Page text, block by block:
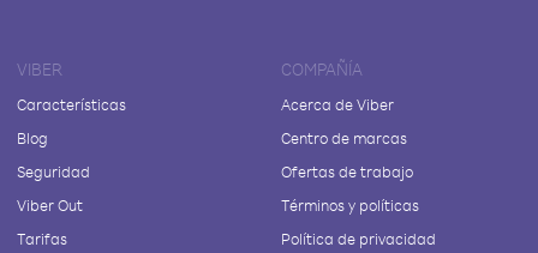
VIBER
Características
Blog
Seguridad
Viber Out
Tarifas
COMPAÑÍA
Acerca de Viber
Centro de marcas
Ofertas de trabajo
Términos y políticas
Política de privacidad